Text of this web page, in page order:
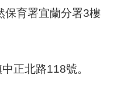
保育署宜蘭分署3樓
正北路118號。